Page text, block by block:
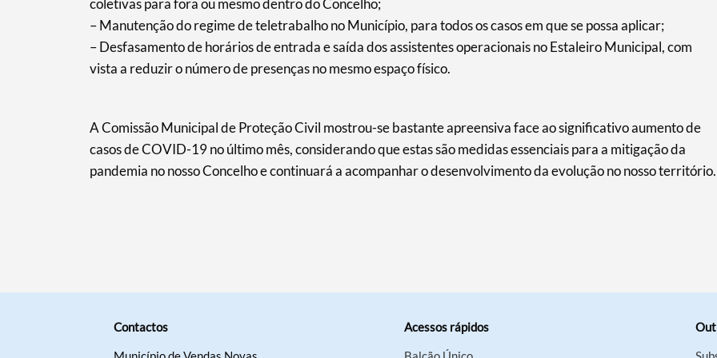
coletivas para fora ou mesmo dentro do Concelho;
– Manutenção do regime de teletrabalho no Município, para todos os casos em que se possa aplicar;
– Desfasamento de horários de entrada e saída dos assistentes operacionais no Estaleiro Municipal, com
vista a reduzir o número de presenças no mesmo espaço físico.
A Comissão Municipal de Proteção Civil mostrou-se bastante apreensiva face ao significativo aumento de
casos de COVID-19 no último mês, considerando que estas são medidas essenciais para a mitigação da
pandemia no nosso Concelho e continuará a acompanhar o desenvolvimento da evolução no nosso território.
Contactos
Acessos rápidos